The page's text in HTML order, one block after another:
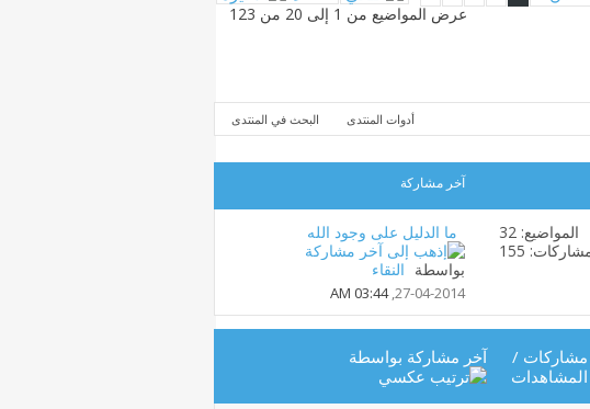
عرض المواضيع من 1 إلى 20 من 123
أدوات المنتدى البحث في المنتدى
آخر مشاركة
المواضيع: 32
155
ما الدليل على وجود الله
بواسطة النقاء
27-04-2014,
03:44 AM
مشاركات /
المشاهدات
آخر مشاركة بواسطة